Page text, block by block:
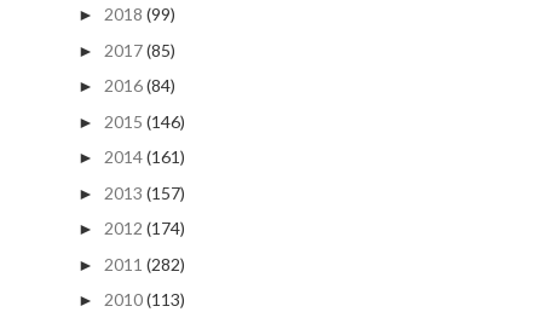
► 2018 (99)
► 2017(85)
► 2016(84)
► 2015 (146)
► 2014(161)
► 2013 (157)
► 2012 (174)
► 2011 (282)
► 2010(113)